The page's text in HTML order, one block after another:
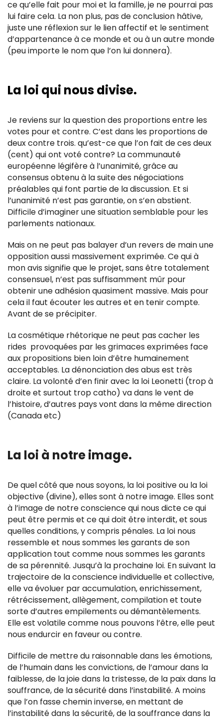
ce qu’elle fait pour moi et la famille, je ne pourrai pas
lui faire cela. La non plus, pas de conclusion hâtive,
juste une réflexion sur le lien affectif et le sentiment
d’appartenance à ce monde et ou à un autre monde
(peu importe le nom que l’on lui donnera).
La loi qui nous divise.
Je reviens sur la question des proportions entre les
votes pour et contre. C’est dans les proportions de
deux contre trois. qu’est-ce que l’on fait de ces deux
(cent) qui ont voté contre? La communauté
européenne légifère à l’unanimité, grâce au
consensus obtenu à la suite des négociations
préalables qui font partie de la discussion. Et si
l’unanimité n’est pas garantie, on s’en abstient.
Difficile d’imaginer une situation semblable pour les
parlements nationaux.
Mais on ne peut pas balayer d’un revers de main une
opposition aussi massivement exprimée. Ce qui à
mon avis signifie que le projet, sans être totalement
consensuel, n’est pas suffisamment mûr pour
obtenir une adhésion quasiment massive. Mais pour
cela il faut écouter les autres et en tenir compte.
Avant de se précipiter.
La cosmétique rhétorique ne peut pas cacher les
rides provoquées par les grimaces exprimées face
aux propositions bien loin d’être humainement
acceptables. La dénonciation des abus est très
claire. La volonté d’en finir avec la loi Leonetti (trop à
droite et surtout trop catho) va dans le vent de
l’histoire, d’autres pays vont dans la même direction
(Canada etc)
La loi à notre image.
De quel côté que nous soyons, la loi positive ou la loi
objective (divine), elles sont à notre image. Elles sont
à l’image de notre conscience qui nous dicte ce qui
peut être permis et ce qui doit être interdit, et sous
quelles conditions, y compris pénales. La loi nous
ressemble et nous sommes les garants de son
application tout comme nous sommes les garants
de sa pérennité. Jusqu’à la prochaine loi. En suivant la
trajectoire de la conscience individuelle et collective,
elle va évoluer par accumulation, enrichissement,
rétrécissement, allègement, compilation et toute
sorte d’autres empilements ou démantèlements.
Elle est volatile comme nous pouvons l’être, elle peut
nous endurcir en faveur ou contre.
Difficile de mettre du raisonnable dans les émotions,
de l’humain dans les convictions, de l’amour dans la
faiblesse, de la joie dans la tristesse, de la paix dans la
souffrance, de la sécurité dans l’instabilité. A moins
que l’on fasse chemin inverse, en mettant de
l’instabilité dans la sécurité, de la souffrance dans la